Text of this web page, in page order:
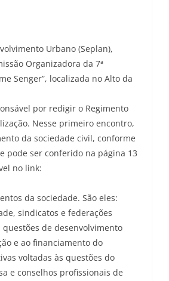
Urbano (Seplan),
Organizadora da 7ª
Senger”, localizada no Alto da
por redigir o Regimento
Nesse primeiro encontro,
da sociedade civil, conforme
pode ser conferido na página 13
no link:
da sociedade. São eles:
sindicatos e federações
de desenvolvimento
e ao financiamento do
voltadas às questões do
e conselhos profissionais de